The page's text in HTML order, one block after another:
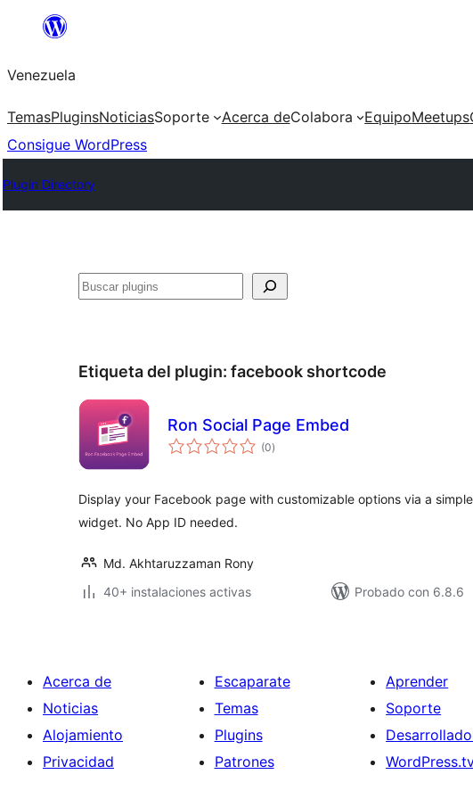
Saltar
contenido
Venezuela
TemasPluginsNoticiasSoporte Acerca deColabora EquipoMeetups
Consigue WordPress
Plugin Directory
Buscar
Etiqueta del plugin: facebook shortcode
Ron Social Page Embed
(0total
de
)
Display your Facebook page with customizable options via a
widget. No App ID needed.
Md. Akhtaruzzaman Rony
40+ instalaciones activas
Probado con 6.8.6
Acerca de
Noticias
Alojamiento
Privacidad
Escaparate
Temas
Plugins
Patrones
Aprender
Soporte